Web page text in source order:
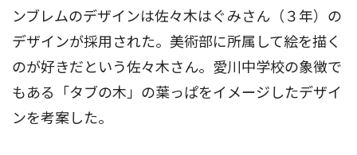
ンブレムのデザインは佐々木はぐみさん（３年）の
デザインが採用された。美術部に所属して絵を描く
のが好きだという佐々木さん。愛川中学校の象徴で
もある「タブの木」の葉っぱをイメージしたデザイ
ンを考案した。